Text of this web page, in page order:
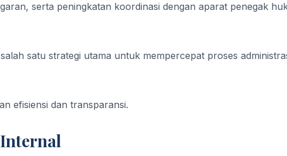
serta peningkatan koordinasi dengan aparat penegak
satu strategi utama untuk mempercepat proses
efisiensi dan transparansi.